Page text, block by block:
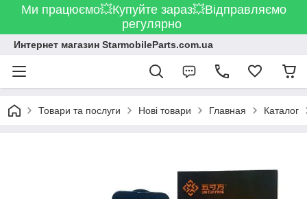
Ми працюємо💥Купуйте зараз💥Відправляємо
регулярно
Интернет магазин StarmobileParts.com.ua
Товари та послуги Нові товари Главная Каталог